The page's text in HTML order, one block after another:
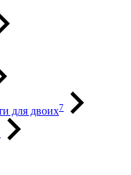
для двоих7